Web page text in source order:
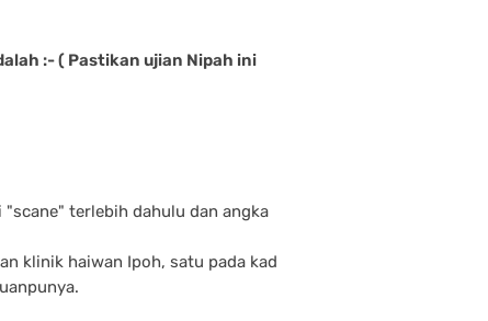
:- ( Pastikan ujian Nipah ini
terlebih dahulu dan angka
klinik haiwan Ipoh, satu pada kad